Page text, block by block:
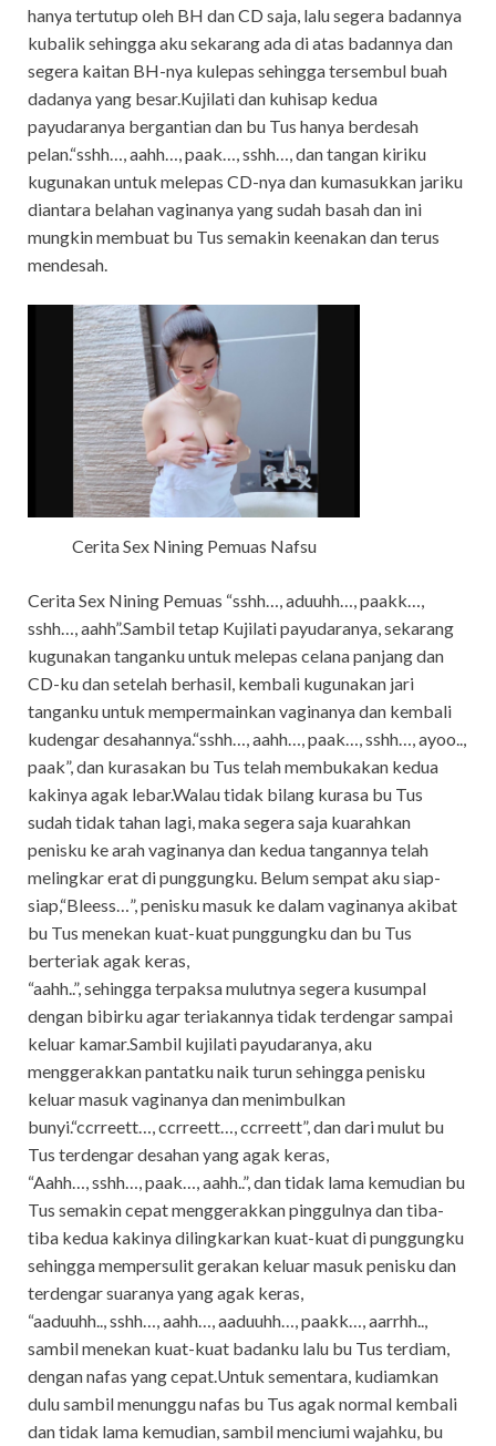
hanya tertutup oleh BH dan CD saja, lalu segera badannya
kubalik sehingga aku sekarang ada di atas badannya dan
segera kaitan BH-nya kulepas sehingga tersembul buah
dadanya yang besar.Kujilati dan kuhisap kedua
payudaranya bergantian dan bu Tus hanya berdesah
pelan.“sshh…, aahh…, paak…, sshh…, dan tangan kiriku
kugunakan untuk melepas CD-nya dan kumasukkan jariku
diantara belahan vaginanya yang sudah basah dan ini
mungkin membuat bu Tus semakin keenakan dan terus
mendesah.
Cerita Sex Nining Pemuas Nafsu
Cerita Sex Nining Pemuas “sshh…, aduuhh…, paakk…,
sshh…, aahh”.Sambil tetap Kujilati payudaranya, sekarang
kugunakan tanganku untuk melepas celana panjang dan
CD-ku dan setelah berhasil, kembali kugunakan jari
tanganku untuk mempermainkan vaginanya dan kembali
kudengar desahannya.“sshh…, aahh…, paak…, sshh…, ayoo..,
paak”, dan kurasakan bu Tus telah membukakan kedua
kakinya agak lebar.Walau tidak bilang kurasa bu Tus
sudah tidak tahan lagi, maka segera saja kuarahkan
penisku ke arah vaginanya dan kedua tangannya telah
melingkar erat di punggungku. Belum sempat aku siap-
siap,“Bleess…”, penisku masuk ke dalam vaginanya akibat
bu Tus menekan kuat-kuat punggungku dan bu Tus
berteriak agak keras,
“aahh..”, sehingga terpaksa mulutnya segera kusumpal
dengan bibirku agar teriakannya tidak terdengar sampai
keluar kamar.Sambil kujilati payudaranya, aku
menggerakkan pantatku naik turun sehingga penisku
keluar masuk vaginanya dan menimbulkan
bunyi.“ccrreett…, ccrreett…, ccrreett”, dan dari mulut bu
Tus terdengar desahan yang agak keras,
“Aahh…, sshh…, paak…, aahh..”, dan tidak lama kemudian bu
Tus semakin cepat menggerakkan pinggulnya dan tiba-
tiba kedua kakinya dilingkarkan kuat-kuat di punggungku
sehingga mempersulit gerakan keluar masuk penisku dan
terdengar suaranya yang agak keras,
“aaduuhh.., sshh…, aahh…, aaduuhh…, paakk…, aarrhh..,
sambil menekan kuat-kuat badanku lalu bu Tus terdiam,
dengan nafas yang cepat.Untuk sementara, kudiamkan
dulu sambil menunggu nafas bu Tus agak normal kembali
dan tidak lama kemudian, sambil menciumi wajahku, bu